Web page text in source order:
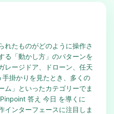
れたものがどのように操作さ
る「動かし方」のパターンを
レージドア、ドローン、任天
掛かりを見たとき、多くの
ム」といったカテゴリーでま
答え 今日 を導くに
インターフェースに注目しま